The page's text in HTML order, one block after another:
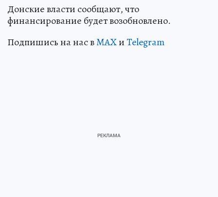
Донские власти сообщают, что
финансирование будет возобновлено.
Подпишись на нас вMAXиTelegram